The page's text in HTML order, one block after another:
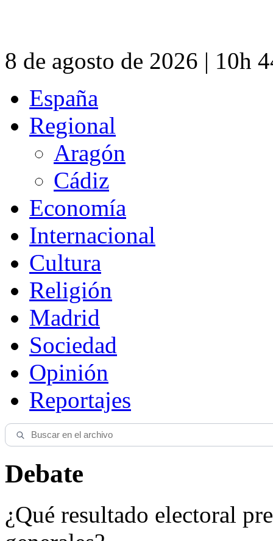
8 de agosto de 2026 | 10h
España
Regional
Aragón
Cádiz
Economía
Internacional
Cultura
Religión
Madrid
Sociedad
Opinión
Reportajes
Debate
¿Qué resultado electoral